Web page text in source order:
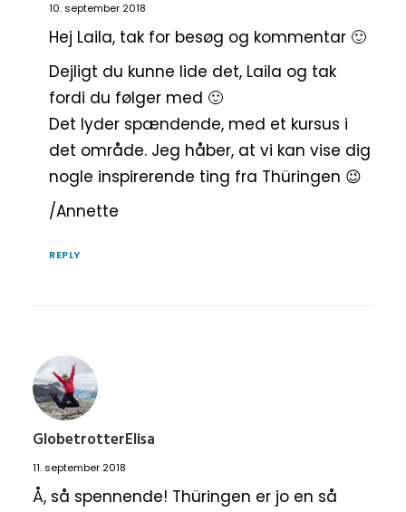
10. september 2018
Hej Laila, tak for besøg og kommentar 🙂
Dejligt du kunne lide det, Laila og tak
fordi du følger med 🙂
Det lyder spændende, med et kursus i
det område. Jeg håber, at vi kan vise dig
nogle inspirerende ting fra Thüringen 😉
/Annette
REPLY
GlobetrotterElisa
11. september 2018
Å, så spennende! Thüringen er jo en så